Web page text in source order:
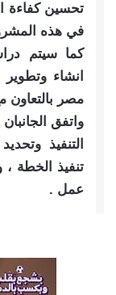
تحسين كفاءة
في هذه
كما سيتم
انشاء
مصر
واتفق
التنفيذ
تنفيذ الخطة
عمل .